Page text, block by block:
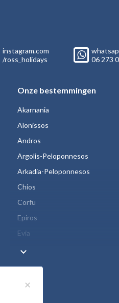
instagram.com
/ross_holidays
06 273
Onze bestemmingen
Akarnania
Alonissos
Andros
Argolis-Peloponnesos
Arkadia-Peloponnesos
Chios
Corfu
Epiros
Evia
keyboard_arrow_down
×